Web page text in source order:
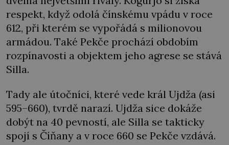
respekt, když odolá čínskému vpádu v roce
612, při kterém se vypořádá s milionovou
armádou. Také Pekče prochází obdobím
rozpínavosti a objektem jeho agrese se stává
Silla.
Tady ale útočníci, které vede král Ujdža (asi
595–660), tvrdě narazí. Ujdža sice dokáže
dobýt na 40 pevností, ale Silla se takticky
spojí s Číňany a v roce 660 se Pekče vzdává.